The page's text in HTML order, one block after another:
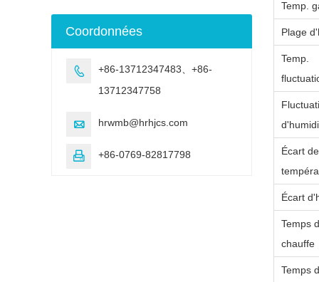
Temp.
Plage
Temp.
Écart de
Écart
Temps
chauffe
Temps
Coordonnées

+86-13712347483、+86-
13712347758
 hrwmb@hrhjcs.com
 +86-0769-82817798